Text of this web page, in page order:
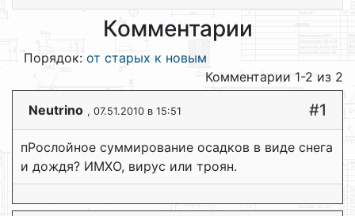
Комментарии
Порядок: от старых к новым
Комментарии 1-2 из 2
Neutrino , 07.51.2010 в 15:51 #1
пРослойное суммирование осадков в виде снега
и дождя? ИМХО, вирус или троян.